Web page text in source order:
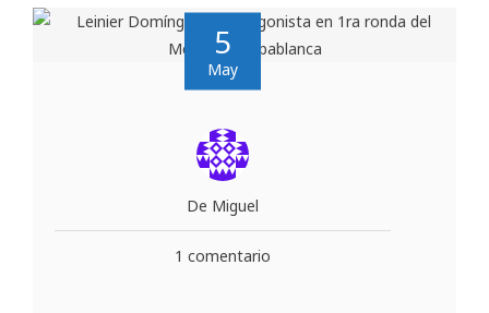
5
May
De Miguel
1 comentario